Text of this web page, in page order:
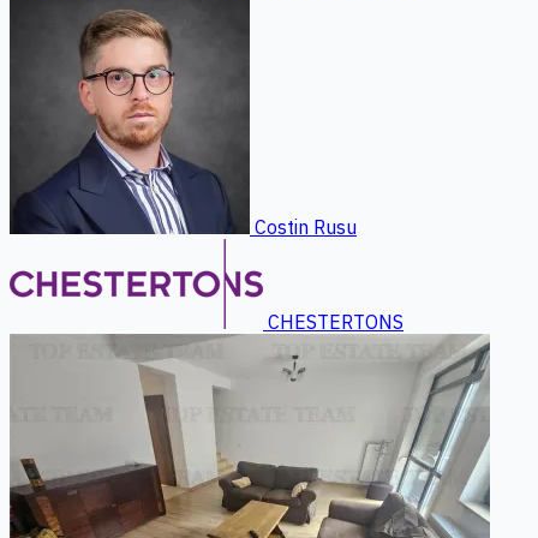
Costin Rusu
CHESTERTONS